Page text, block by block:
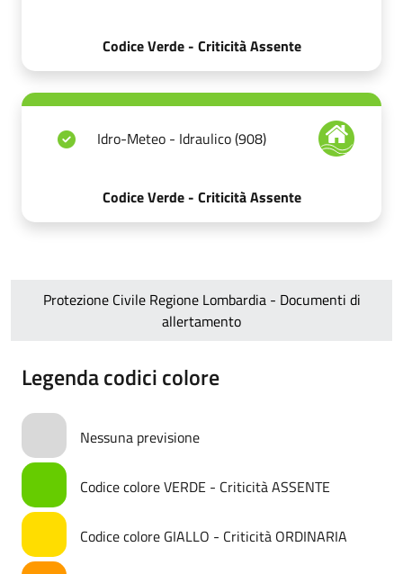
Codice Verde - Criticità Assente
Idro-Meteo - Idraulico (908)
Codice Verde - Criticità Assente
Protezione Civile Regione Lombardia - Documenti di
allertamento
Legenda codici colore
Nessuna previsione
Codice colore VERDE - Criticità ASSENTE
Codice colore GIALLO - Criticità ORDINARIA